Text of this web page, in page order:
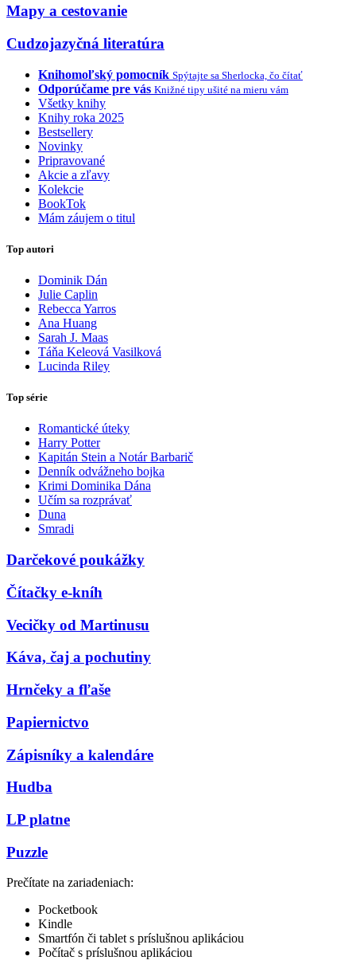
Mapy a cestovanie
Cudzojazyčná literatúra
Knihomoľský pomocník Spýtajte sa Sherlocka, čo čítať
Odporúčame pre vás Knižné tipy ušité na mieru vám
Všetky knihy
Knihy roka 2025
Bestsellery
Novinky
Pripravované
Akcie a zľavy
Kolekcie
BookTok
Mám záujem o titul
Top autori
Dominik Dán
Julie Caplin
Rebecca Yarros
Ana Huang
Sarah J. Maas
Táňa Keleová Vasilková
Lucinda Riley
Top série
Romantické úteky
Harry Potter
Kapitán Stein a Notár Barbarič
Denník odvážneho bojka
Krimi Dominika Dána
Učím sa rozprávať
Duna
Smradi
Darčekové poukážky
Čítačky e-kníh
Vecičky od Martinusu
Káva, čaj a pochutiny
Hrnčeky a fľaše
Papiernictvo
Zápisníky a kalendáre
Hudba
LP platne
Puzzle
Prečítate na zariadeniach:
Pocketbook
Kindle
Smartfón či tablet s príslušnou aplikáciou
Počítač s príslušnou aplikáciou